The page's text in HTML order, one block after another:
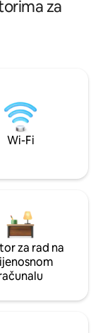
za
Wi-Fi
za rad na